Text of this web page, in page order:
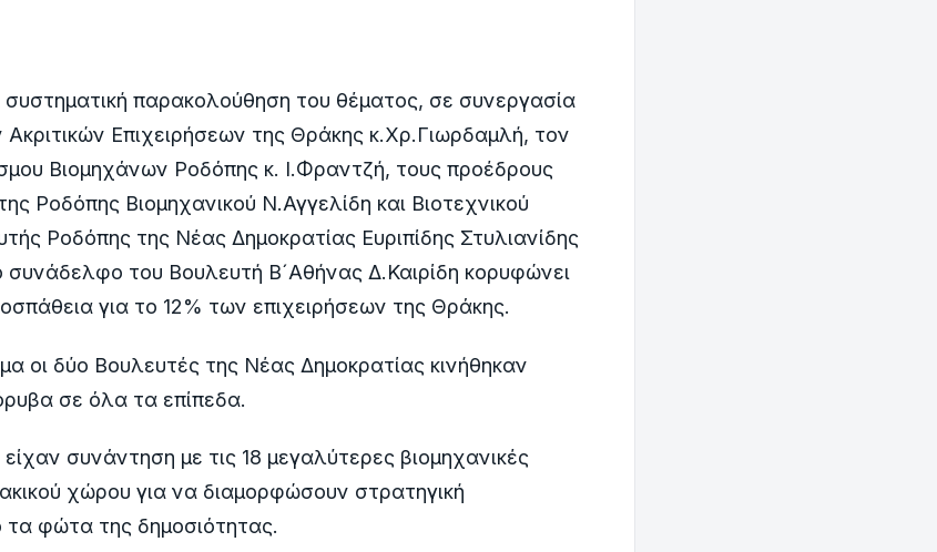
παρακολούθηση του θέματος, σε συνεργασία
Επιχειρήσεων της Θράκης κ.Χρ.Γιωρδαμλή, τον
Βιομηχάνων Ροδόπης κ. Ι.Φραντζή, τους προέδρους
Ροδόπης Βιομηχανικού Ν.Αγγελίδη και Βιοτεχνικού
Ροδόπης της Νέας Δημοκρατίας Ευριπίδης Στυλιανίδης
συνάδελφο του Βουλευτή Β´Αθήνας Δ.Καιρίδη κορυφώνει
για το 12% των επιχειρήσεων της Θράκης.
οι δύο Βουλευτές της Νέας Δημοκρατίας κινήθηκαν
σε όλα τα επίπεδα.
είχαν συνάντηση με τις 18 μεγαλύτερες βιομηχανικές
χώρου για να διαμορφώσουν στρατηγική
τα φώτα της δημοσιότητας.